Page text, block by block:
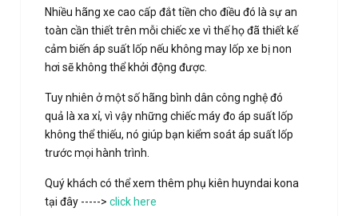
Nhiều hãng xe cao cấp đắt tiền cho điều đó là sự an
toàn cần thiết trên mỗi chiếc xe vì thế họ đã thiết kế
cảm biến áp suất lốp nếu không may lốp xe bị non
hơi sẽ không thể khởi động được.
Tuy nhiên ở một số hãng bình dân công nghệ đó
quả là xa xỉ, vì vậy những chiếc máy đo áp suất lốp
không thể thiếu, nó giúp bạn kiểm soát áp suất lốp
trước mọi hành trình.
Quý khách có thể xem thêm phụ kiên huyndai kona
tại đây -----> click here